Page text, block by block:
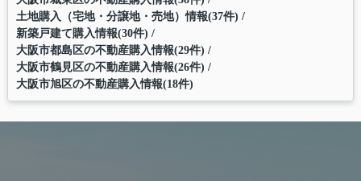
土地購入（宅地・分譲地・売地）情報(37件)
新築戸建て購入情報(30件)
大阪市都島区の不動産購入情報(29件)
大阪市鶴見区の不動産購入情報(26件)
大阪市旭区の不動産購入情報(18件)